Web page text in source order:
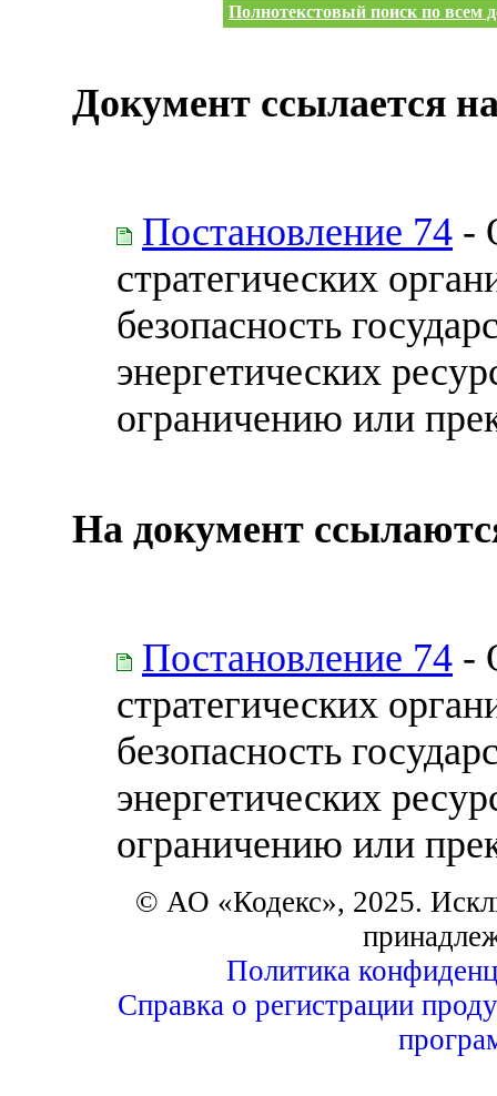
Полнотекстовый поиск по всем
Документ ссылается
Постановление 74 -
стратегических
безопасность
энергетических
ограничению или
На документ
Постановление 74 -
стратегических
безопасность
энергетических
ограничению или
© АО «Кодекс», 2025.
Политика
Справка о регистрации